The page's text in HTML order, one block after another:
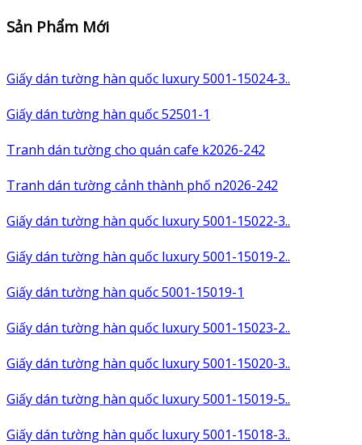
Sản Phẩm Mới
Giấy dán tường hàn quốc luxury 5001-15024-3..
Giấy dán tường hàn quốc 52501-1
Tranh dán tường cho quán cafe k2026-242
Tranh dán tường cảnh thành phố n2026-242
Giấy dán tường hàn quốc luxury 5001-15022-3..
Giấy dán tường hàn quốc luxury 5001-15019-2..
Giấy dán tường hàn quốc 5001-15019-1
Giấy dán tường hàn quốc luxury 5001-15023-2..
Giấy dán tường hàn quốc luxury 5001-15020-3..
Giấy dán tường hàn quốc luxury 5001-15019-5..
Giấy dán tường hàn quốc luxury 5001-15018-3..